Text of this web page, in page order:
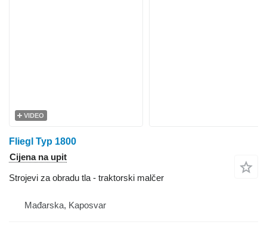
VIDEO
Fliegl Typ 1800
Cijena na upit
Strojevi za obradu tla - traktorski malčer
Mađarska, Kaposvar